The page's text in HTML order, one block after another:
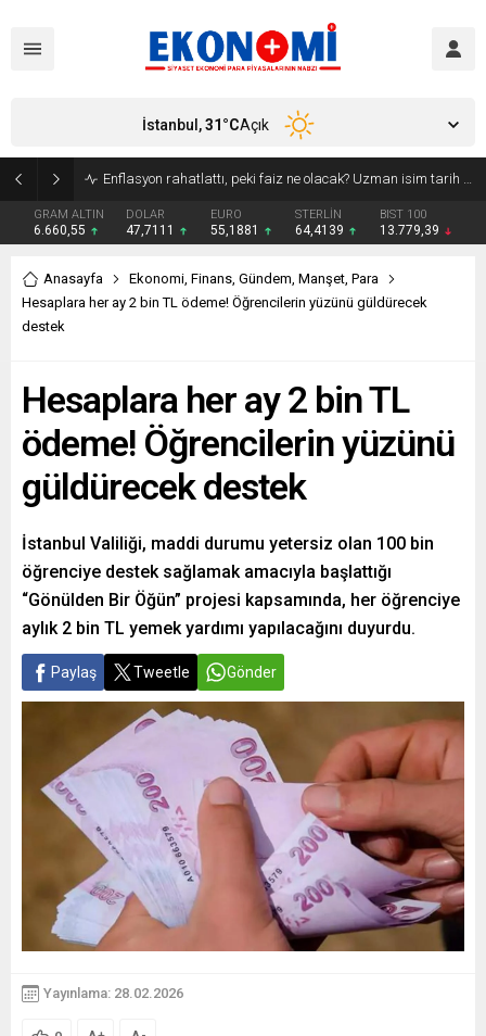
Enflasyon rahatlattı, peki faiz ne olacak? Uzman isim tarih verdi!
GRAM ALTIN
6.660,55
DOLAR
47,7111
EURO
55,1881
STERLİN
64,4139
BIST 100
13.779,39
İstanbul,31°CAçık
Anasayfa Ekonomi, Finans, Gündem, Manşet, Para
Hesaplara her ay 2 bin TL ödeme! Öğrencilerin yüzünü güldürecek
destek
Hesaplara her ay 2 bin TL
ödeme! Öğrencilerin yüzünü
güldürecek destek
İstanbul Valiliği, maddi durumu yetersiz olan 100 bin
öğrenciye destek sağlamak amacıyla başlattığı
“Gönülden Bir Öğün” projesi kapsamında, her öğrenciye
aylık 2 bin TL yemek yardımı yapılacağını duyurdu.
Paylaş Tweetle Gönder
Yayınlama: 28.02.2026